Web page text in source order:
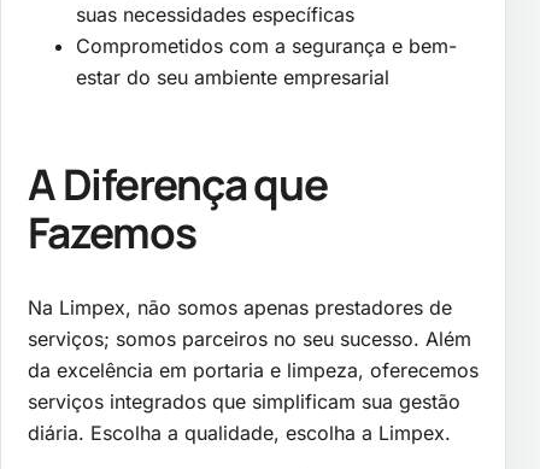
suas necessidades específicas
Comprometidos com a segurança e bem-
estar do seu ambiente empresarial
A Diferença que
Fazemos
Na Limpex, não somos apenas prestadores de
serviços; somos parceiros no seu sucesso. Além
da excelência em portaria e limpeza, oferecemos
serviços integrados que simplificam sua gestão
diária. Escolha a qualidade, escolha a Limpex.